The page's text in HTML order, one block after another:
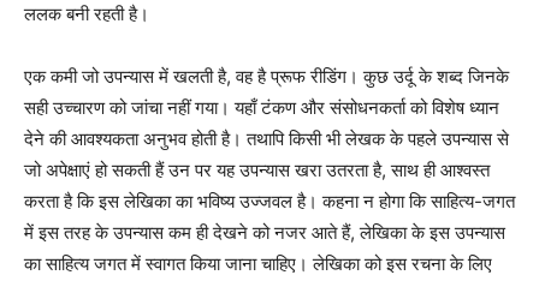
ललक बनी रहती है।
एक कमी जो उपन्यास में खलती है, वह है प्रूफ रीडिंग। कुछ उर्दू के शब्द जिनके
सही उच्चारण को जांचा नहीं गया। यहाँ टंकण और संसोधनकर्ता को विशेष ध्यान
देने की आवश्यकता अनुभव होती है। तथापि किसी भी लेखक के पहले उपन्यास से
जो अपेक्षाएं हो सकती हैं उन पर यह उपन्यास खरा उतरता है, साथ ही आश्वस्त
करता है कि इस लेखिका का भविष्य उज्जवल है। कहना न होगा कि साहित्य-जगत
में इस तरह के उपन्यास कम ही देखने को नजर आते हैं, लेखिका के इस उपन्यास
का साहित्य जगत में स्वागत किया जाना चाहिए। लेखिका को इस रचना के लिए